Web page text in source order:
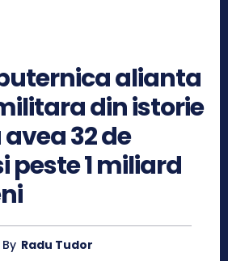
alianta
din istorie
avea 32 de
peste 1 miliard
By Radu Tudor